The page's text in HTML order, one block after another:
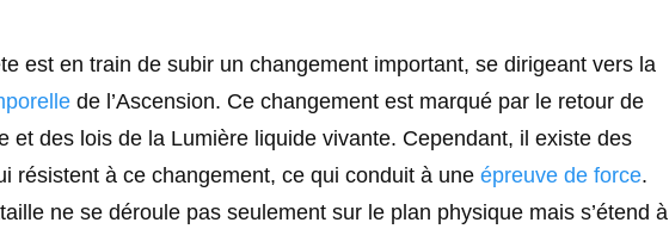
est en train de subir un changement important, se dirigeant vers la
de l’Ascension. Ce changement est marqué par le retour de
et des lois de la Lumière liquide vivante. Cependant, il existe des
résistent à ce changement, ce qui conduit à une épreuve de force.
ne se déroule pas seulement sur le plan physique mais s’étend à